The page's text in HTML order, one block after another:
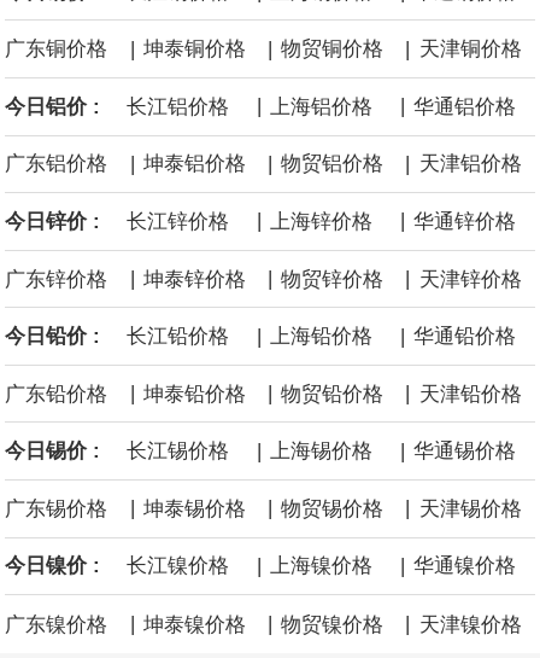
面战舰项目之一。 根据CBO的初步估算，首舰造价约234亿美元，
后续14艘平均每艘约180亿美元。
黄金价格有望录得自今年1月以来最大单周涨幅。油价走弱为金价提
供支撑，同时投资者正等待美国非农就业数据，以寻找美国利率前
景的线索。StoneX高级分析师马特·辛普森表示，中东和平前景改善
海力士：龙仁工厂将生产高带宽内存（HBM）及其他下一代动态随
机存取存储器（DRAM）。
广东铜价格 | 坤泰铜价格 | 物贸铜价格 | 天津铜价格
今日铝价 : 长江铝价格 上海铝价格 华通铝价格
广东铝价格 | 坤泰铝价格 | 物贸铝价格 | 天津铝价格
今日锌价 : 长江锌价格 上海锌价格 华通锌价格
广东锌价格 | 坤泰锌价格 | 物贸锌价格 | 天津锌价格
今日铅价 : 长江铅价格 | 上海铅价格 | 华通铅价格
广东铅价格 坤泰铅价格 物贸铅价格 天津铅价格
今日锡价 : 长江锡价格 | 上海锡价格 | 华通锡价格
广东锡价格 坤泰锡价格 物贸锡价格 天津锡价格
今日镍价 : 长江镍价格 | 上海镍价格 | 华通镍价格
广东镍价格 | 坤泰镍价格 | 物贸镍价格 | 天津镍价格